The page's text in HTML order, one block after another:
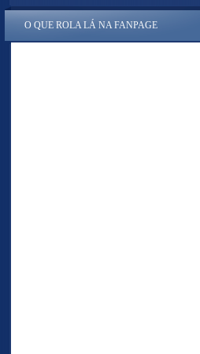
O QUE ROLA LÁ NA FANPAGE